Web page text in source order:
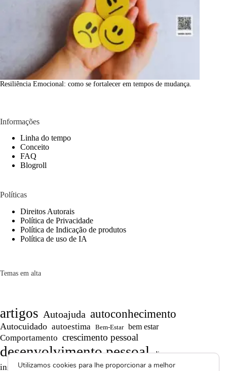
Resiliência Emocional: como se fortalecer em tempos de mudança.
Informações
Linha do tempo
Conceito
FAQ
Blogroll
Políticas
Direitos Autorais
Política de Privacidade
Política de Indicação de produtos
Política de uso de IA
Temas em alta
artigos Autoajuda autoconhecimento
Autocuidado autoestima Bem-Estar bem estar
Comportamento crescimento pessoal
desenvolvimento pessoal dicas
inspiração Motivação Persistência produtividade
Utilizamos cookies para lhe proporcionar a melhor